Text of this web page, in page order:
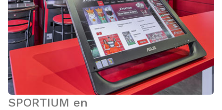
SPORTIUM en